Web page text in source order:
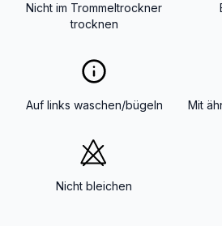
Nicht im Trommeltrockner
trocknen
Auf links waschen/bügeln Mit
Nicht bleichen